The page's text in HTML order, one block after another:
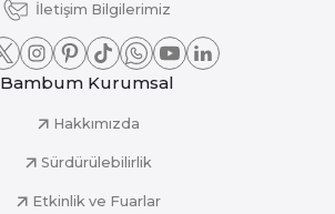
İletişim Bilgilerimiz
Bambum Kurumsal
Hakkımızda
Sürdürülebilirlik
Etkinlik ve Fuarlar